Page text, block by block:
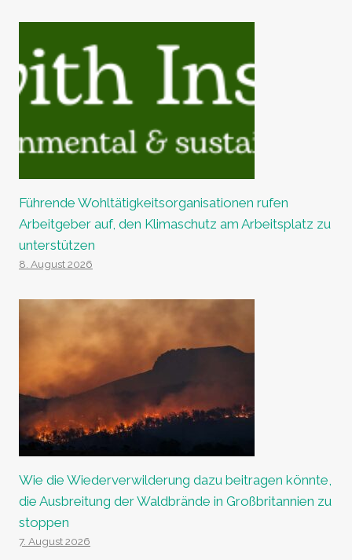
Führende Wohltätigkeitsorganisationen rufen
Arbeitgeber auf, den Klimaschutz am Arbeitsplatz zu
unterstützen
8. August 2026
Wie die Wiederverwilderung dazu beitragen könnte,
die Ausbreitung der Waldbrände in Großbritannien zu
stoppen
7. August 2026